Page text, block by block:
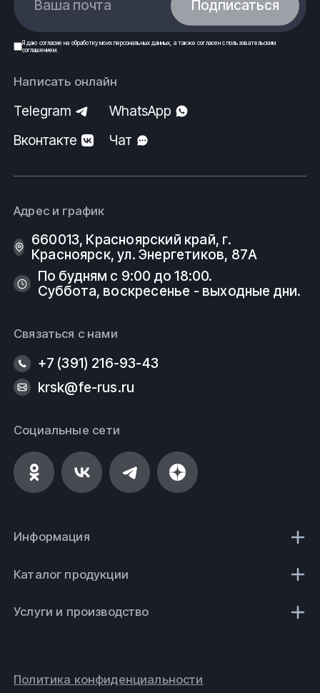
Ваша почта Подписаться
Я даю согласие на обработку моих персональных данных, а также согласен спользовательским
соглашением.
Написать онлайн
Telegram
WhatsApp
Вконтакте
Чат
Адрес и график
660013, Красноярский край, г.
Красноярск, ул. Энергетиков, 87А
По будням с 9:00 до 18:00.
Суббота, воскресенье - выходные дни.
Связаться с нами
+7 (391) 216-93-43
krsk@fe-rus.ru
Социальные сети
Информация
Каталог продукции
Услуги и производство
Политика конфиденциальности